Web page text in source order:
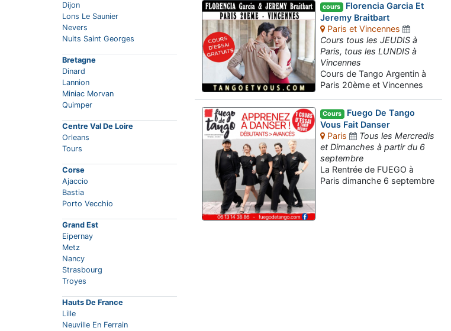
Dijon
Lons Le Saunier
Nevers
Nuits Saint Georges
Bretagne
Dinard
Lannion
Miniac Morvan
Quimper
Centre Val De Loire
Orleans
Tours
Corse
Ajaccio
Bastia
Porto Vecchio
Grand Est
Eipernay
Metz
Nancy
Strasbourg
Troyes
Hauts De France
Lille
Neuville En Ferrain
cours Florencia Garcia Et
Jeremy Braitbart
Paris et Vincennes
Cours tous les JEUDIS à
Paris, tous les LUNDIS à
Vincennes
Cours de Tango Argentin à
Paris 20ème et Vincennes
Cours Fuego De Tango
Vous Fait Danser
Paris
Tous les Mercredis
et Dimanches à partir du 6
septembre
La Rentrée de FUEGO à
Paris dimanche 6 septembre